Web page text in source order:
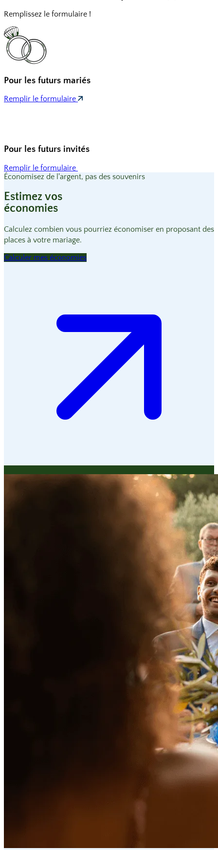
Remplissez le formulaire !
Pour les futurs mariés
Remplir le formulaire
Pour les futurs invités
Remplir le formulaire
Économisez de l'argent, pas des souvenirs
Estimez vos
économies
Calculez combien vous pourriez économiser en proposant des
places à votre mariage.
Calculer mes économies